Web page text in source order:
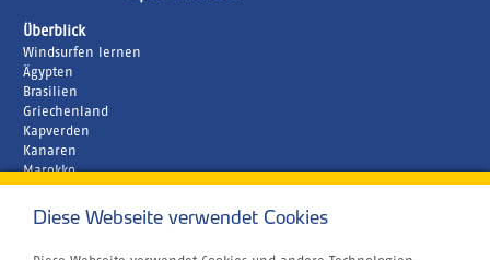
Überblick
Windsurfen lernen
Ägypten
Brasilien
Griechenland
Kapverden
Kanaren
Marokko
Unternehmen
Diese Webseite verwendet Cookies